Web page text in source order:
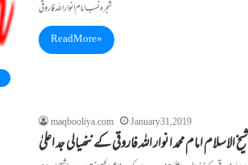
Read More »
maqbooliya.com January 31, 2019
شیخ الاسلام امام محمد انوار اللہ فاروقی کے ننھیالی جد اعلیٰ